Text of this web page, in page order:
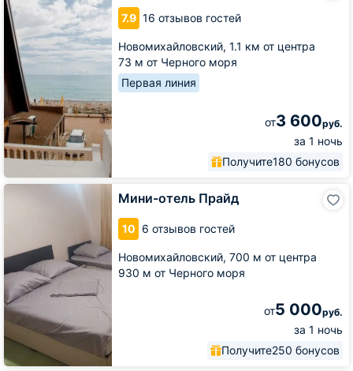
7.9 16 отзывов гостей
Новомихайловский, 1.1 км от центра
73 м от Черного моря
Первая линия
от3 600руб.
за 1 ночь
Получите180 бонусов
паруса
Мини-отель Прайд
10 6 отзывов гостей
Новомихайловский, 700 м от центра
930 м от Черного моря
от5 000руб.
за 1 ночь
Получите250 бонусов
Мини-